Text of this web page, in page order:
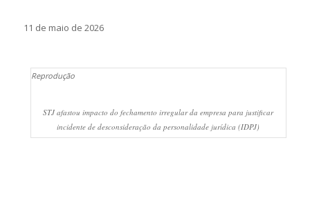
11 de maio de 2026
Reprodução
STJ afastou impacto do fechamento irregular da empresa para justificar
incidente de desconsideração da personalidade jurídica (IDPJ)